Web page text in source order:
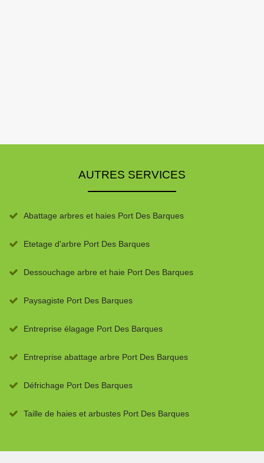
AUTRES SERVICES
Abattage arbres et haies Port Des Barques
Etetage d'arbre Port Des Barques
Dessouchage arbre et haie Port Des Barques
Paysagiste Port Des Barques
Entreprise élagage Port Des Barques
Entreprise abattage arbre Port Des Barques
Défrichage Port Des Barques
Taille de haies et arbustes Port Des Barques